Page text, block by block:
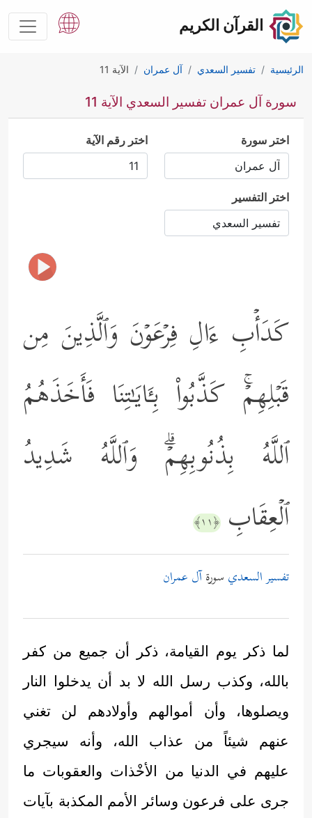
القرآن الكريم
الرئيسية تفسير السعدي آل عمران الآية 11
سورة آل عمران تفسير السعدي الآية 11
اختر سورة اختر رقم الآية
اختر التفسير
كَدَأۡبِ ءَالِ فِرۡعَوۡنَ وَٱلَّذِینَ مِن
قَبۡلِهِمۡۚ كَذَّبُواْ بِـَٔایَـٰتِنَا فَأَخَذَهُمُ
ٱللَّهُ بِذُنُوبِهِمۡۗ وَٱللَّهُ شَدِیدُ
ٱلۡعِقَابِ ﴿١١﴾
تفسير السعدي سورةآل عمران
لما ذكر يوم القيامة، ذكر أن جميع من كفر
بالله، وكذب رسل الله لا بد أن يدخلوا النار
ويصلوها، وأن أموالهم وأولادهم لن تغني
عنهم شيئاً من عذاب الله، وأنه سيجري
عليهم في الدنيا من الأخْذات والعقوبات ما
جرى على فرعون وسائر الأمم المكذبة بآيات